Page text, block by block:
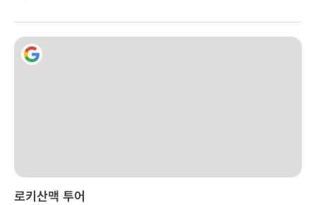
로키산맥 투어